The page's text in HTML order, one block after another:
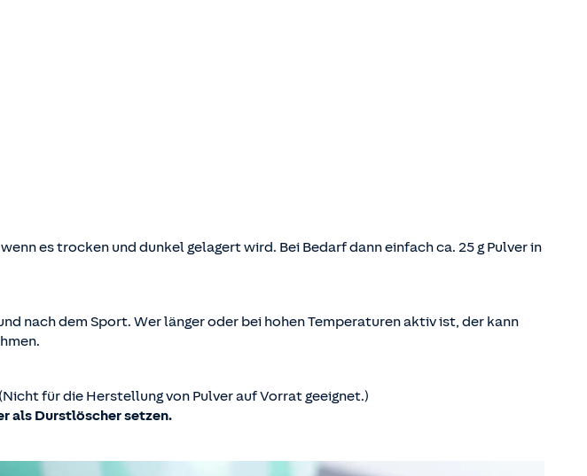
es trocken und dunkel gelagert wird. Bei Bedarf dann einfach ca. 25 g Pulver in
nach dem Sport. Wer länger oder bei hohen Temperaturen aktiv ist, der kann
für die Herstellung von Pulver auf Vorrat geeignet.)
als Durstlöscher setzen.